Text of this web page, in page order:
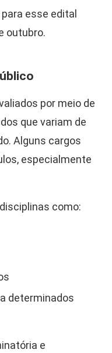
esse edital
outubro.
por meio de
que variam de
Alguns cargos
especialmente
como:
determinados
e